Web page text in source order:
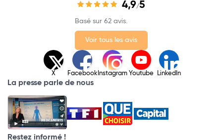
4,9/5
Basé sur 62 avis.
Voir tous les avis
X Facebook Instagram Youtube LinkedIn
La presse parle de nous
Restez informé !